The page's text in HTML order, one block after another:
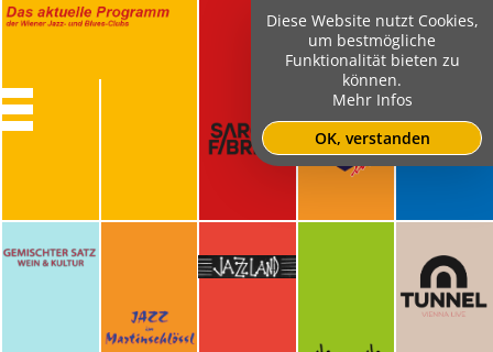
Diese Website nutzt Cookies,
um bestmögliche
Funktionalität bieten zu
können.
Mehr Infos
OK, verstanden